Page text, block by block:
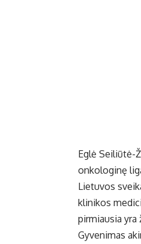
Eglė Seiliūtė-
onkologinę
Lietuvos
klinikos
pirmiausia yra
Gyvenimas